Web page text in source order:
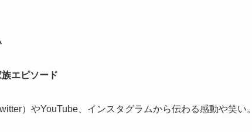
エピソード
）やYouTube、インスタグラムから伝わる感動や笑い。